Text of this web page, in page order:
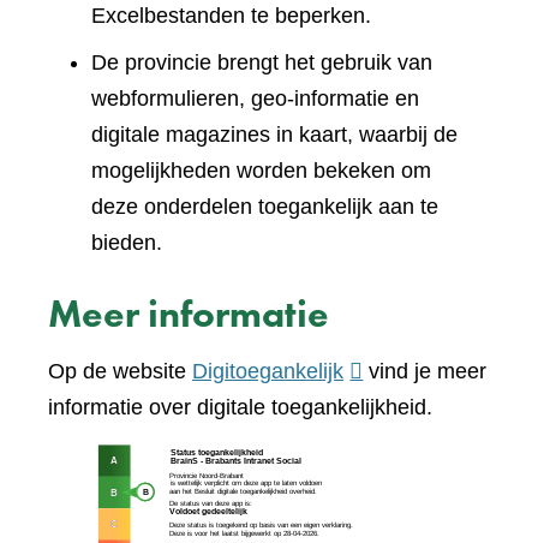
Excelbestanden te beperken.
De provincie brengt het gebruik van
webformulieren, geo-informatie en
digitale magazines in kaart, waarbij de
mogelijkheden worden bekeken om
deze onderdelen toegankelijk aan te
bieden.
Meer informatie
Op de website Digitoegankelijk(verwijst
naar
vind je meer
informatie over digitale toegankelijkheid.